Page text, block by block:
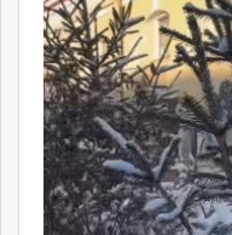
unegui.mn
assa.mn
toim.mn
tac.mn
paparazzi.mn
unread.today